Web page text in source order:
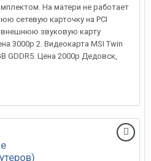
На матери не работает
сетевую карточку на PCI
внешнюю звуковую карту
3000р 2. Видеокарта MSI Twin
GDDR5. Цена 2000р Дедовск,